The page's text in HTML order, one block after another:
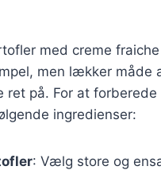
med creme
men lækker måde
ret på. For at forberede
ingredienser:
: Vælg store og